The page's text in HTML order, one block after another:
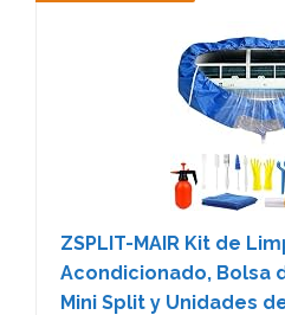
ZSPLIT-MAIR Kit de
Acondicionado, Bolsa
Mini Split y Unidades